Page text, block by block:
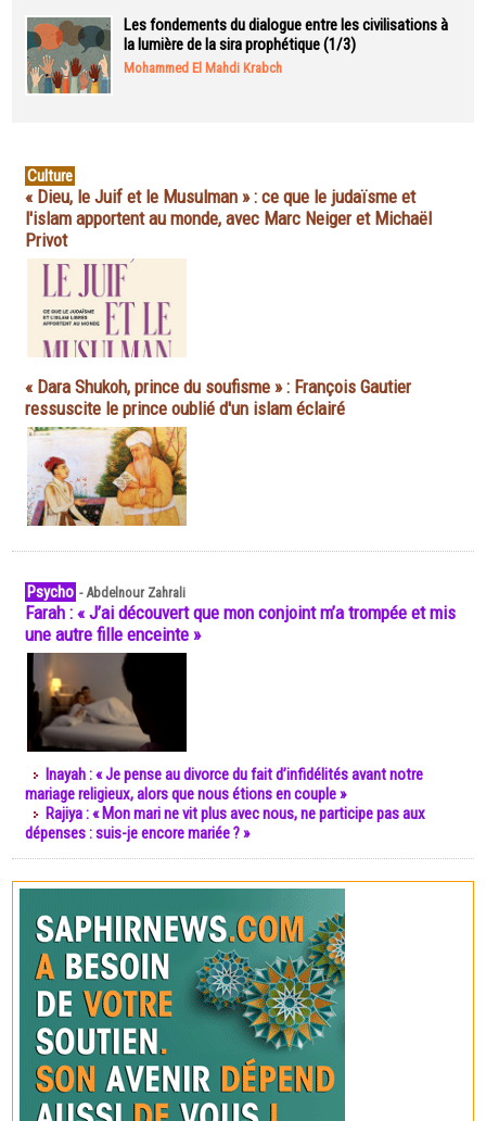
Les fondements du dialogue entre les civilisations à
la lumière de la sira prophétique (1/3)
Mohammed El Mahdi Krabch
Culture
« Dieu, le Juif et le Musulman » : ce que le judaïsme et
l'islam apportent au monde, avec Marc Neiger et Michaël
Privot
« Dara Shukoh, prince du soufisme » : François Gautier
ressuscite le prince oublié d'un islam éclairé
Psycho -Abdelnour Zahrali
Farah : « J’ai découvert que mon conjoint m’a trompée et mis
une autre fille enceinte »
Inayah : « Je pense au divorce du fait d’infidélités avant notre
mariage religieux, alors que nous étions en couple »
Rajiya : « Mon mari ne vit plus avec nous, ne participe pas aux
dépenses : suis-je encore mariée ? »